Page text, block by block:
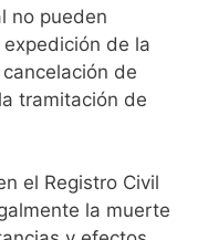
no pueden
de la
de
tramitación de
el Registro Civil
la muerte